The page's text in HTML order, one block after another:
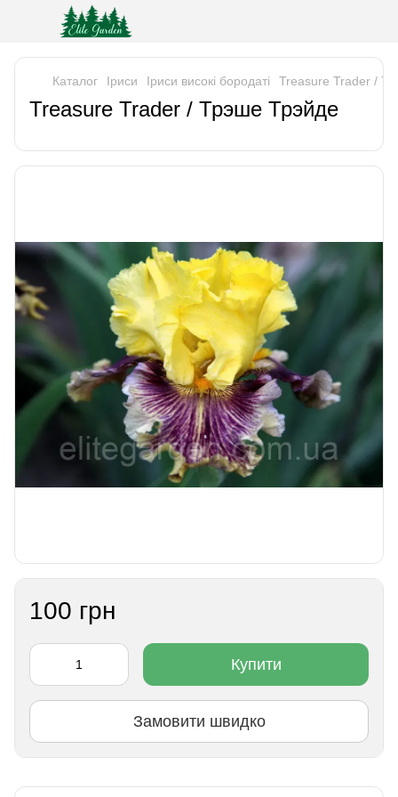
Каталог Iриси Іриси високі бородаті Treasure Trader /
Treasure Trader / Трэше Трэйде
100 грн
Купити
Замовити швидко